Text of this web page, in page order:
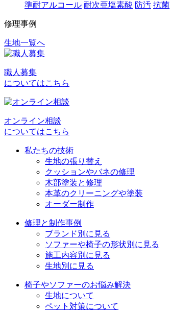
準耐アルコール 耐次亜塩素酸 防汚 抗菌
修理事例
投
ナ
ビ
ー
生地一覧へ
職人募集
についてはこちら
オンライン相談
についてはこちら
私たちの技術
生地の張り替え
クッションやバネの修理
木部塗装と修理
本革のクリーニングや塗装
オーダー制作
修理と制作事例
ブランド別に見る
ソファーや椅子の形状別に見る
施工内容別に見る
生地別に見る
椅子やソファーのお悩み解決
生地について
ペット対策について